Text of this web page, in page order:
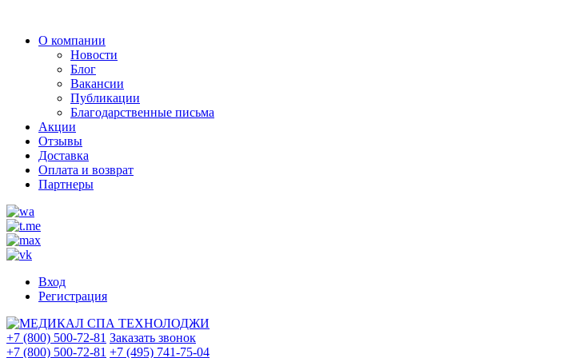
О компании
Новости
Блог
Вакансии
Публикации
Благодарственные письма
Акции
Отзывы
Доставка
Оплата и возврат
Партнеры
Вход
Регистрация
+7 (800) 500-72-81 Заказать звонок
+7 (800) 500-72-81 +7 (495) 741-75-04